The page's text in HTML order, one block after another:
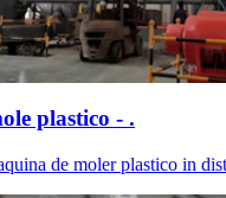
plastico - .
de moler plastico in